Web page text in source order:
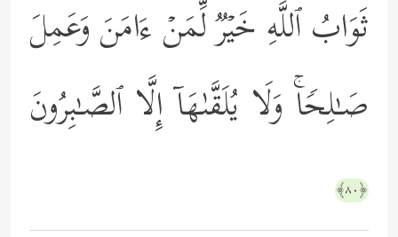
ثَوَابُ ٱللَّهِ خَیۡرࣱ لِّمَنۡ ءَامَنَ وَعَمِلَ
صَـٰلِحࣰاۚ وَلَا یُلَقَّىٰهَاۤ إِلَّا ٱلصَّـٰبِرُونَ
﴿٨٠﴾